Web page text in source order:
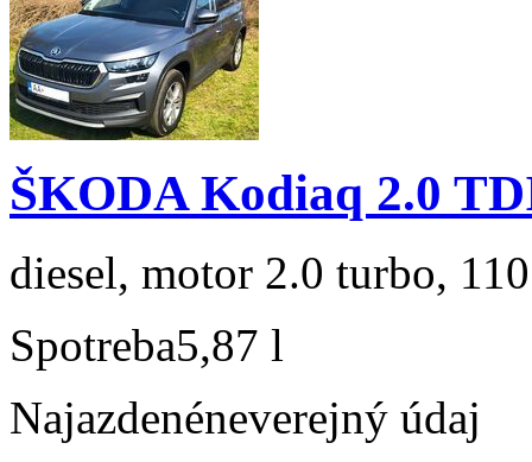
ŠKODA Kodiaq 2.0
diesel, motor 2.0 turbo,
Spotreba5,87 l
Najazdenéneverejný údaj